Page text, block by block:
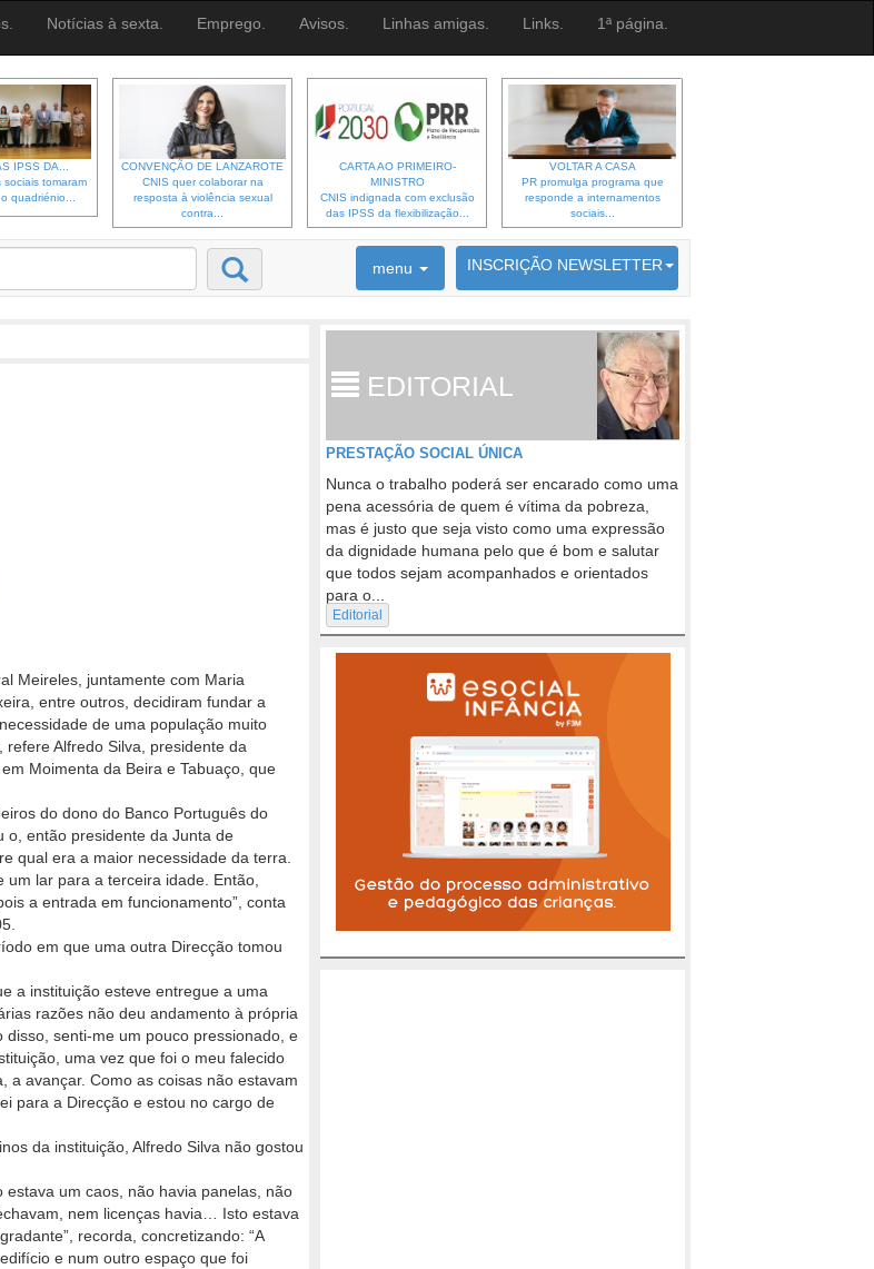
Notícias à sexta. Emprego. Avisos. Linhas amigas. Links. 1ª página.
IPSS DA...
sociais tomaram
quadriénio...
CONVENÇÃO DE LANZAROTE
CNIS quer colaborar na
resposta à violência sexual
contra...
CARTA AO PRIMEIRO-
MINISTRO
CNIS indignada com exclusão
das IPSS da flexibilização...
VOLTAR A CASA
PR promulga programa que
responde a internamentos
sociais...
menu INSCRIÇÃO NEWSLETTER
6692 membros inscritos
Meireles, juntamente com Maria
entre outros, decidiram fundar a
de uma população muito
Alfredo Silva, presidente da
Moimenta da Beira e Tabuaço, que
do dono do Banco Português do
o, então presidente da Junta de
qual era a maior necessidade da terra.
lar para a terceira idade. Então,
a entrada em funcionamento”, conta
em que uma outra Direcção tomou
a instituição esteve entregue a uma
razões não deu andamento à própria
disso, senti-me um pouco pressionado, e
uma vez que foi o meu falecido
a avançar. Como as coisas não estavam
para a Direcção e estou no cargo de
da instituição, Alfredo Silva não gostou
estava um caos, não havia panelas, não
nem licenças havia… Isto estava
recorda, concretizando: “A
e num outro espaço que foi
EDITORIAL
PRESTAÇÃO SOCIAL ÚNICA
Nunca o trabalho poderá ser encarado como uma
pena acessória de quem é vítima da pobreza,
mas é justo que seja visto como uma expressão
da dignidade humana pelo que é bom e salutar
que todos sejam acompanhados e orientados
para o...
Editorial